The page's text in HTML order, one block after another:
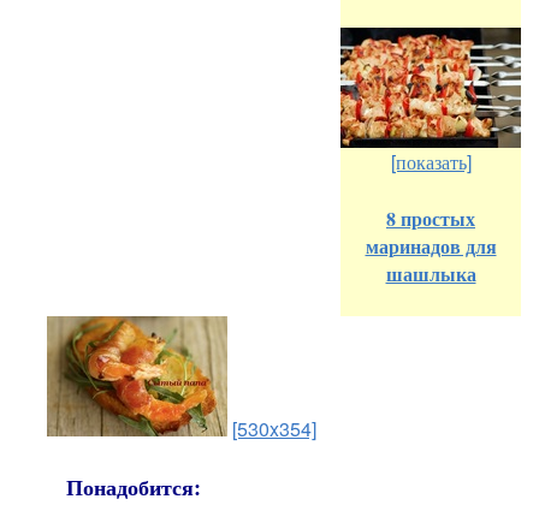
[показать]
8 простых
маринадов для
шашлыка
[530x354]
Понадобится: